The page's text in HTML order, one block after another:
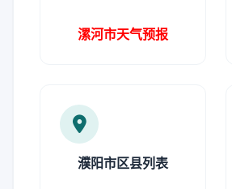
漯河市天气预报
濮阳市区县列表